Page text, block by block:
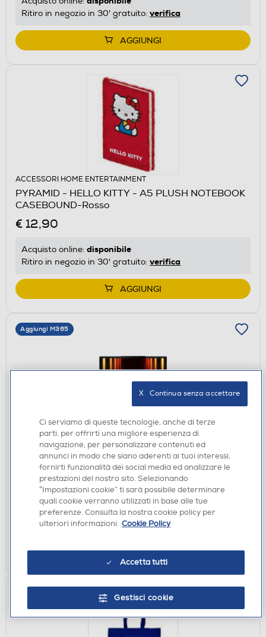
Ritiro in negozio in 30' gratuito: verifica
AGGIUNGI
ACCESSORI HOME ENTERTAINMENT
PYRAMID - HELLO KITTY - A5 PLUSH NOTEBOOK
CASEBOUND-Rosso
€ 12,90
Acquisto online: disponibile
Ritiro in negozio in 30' gratuito: verifica
AGGIUNGI
Aggiungi M365
NOTEBOOK GAMING
MSI - Notebook VECTOR 17 HX AI A2XWJG-045IT-
Grigio
€ 4.699,00
Acquisto online:disponibile
Ritiro in negozio in 30' gratuito:verifica
AGGIUNGI
Ci serviamo di queste tecnologie, anche di terze
parti, per offrirti una migliore esperienza di
navigazione, per personalizzare contenuti ed
annunci in modo che siano aderenti ai tuoi interessi,
fornirti funzionalità dei social media ed analizzare le
prestazioni del nostro sito. Selezionando
“Impostazioni cookie” ti sarà possibile determinare
quali cookie verranno utilizzati in base alle tue
preferenze. Consulta la nostra cookie policy per
ulteriori informazioni. Cookie Policy
Accetta tutti
Gestisci cookie
X   Continua senza accettare